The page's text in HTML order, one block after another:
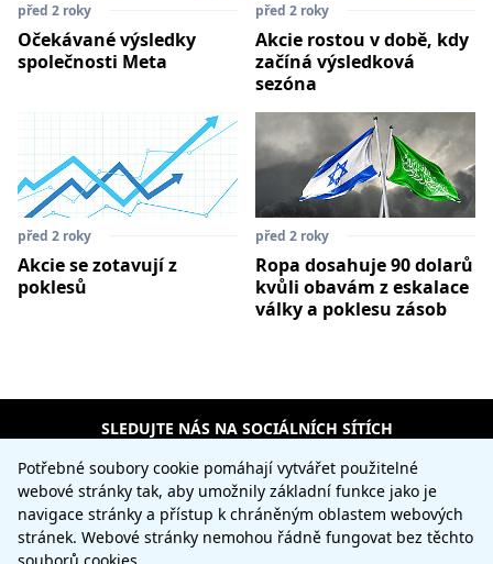
před 2 roky
Očekávané výsledky
společnosti Meta
před 2 roky
Akcie rostou v době, kdy
začíná výsledková
sezóna
před 2 roky
Akcie se zotavují z
poklesů
před 2 roky
Ropa dosahuje 90 dolarů
kvůli obavám z eskalace
války a poklesu zásob
SLEDUJTE NÁS NA SOCIÁLNÍCH SÍTÍCH
Upozornění na rizika: Obchodování s měnami a s nástrojem
"Contracts for Difference" (CFD) je značně spekulativní a
vyznačuje se významným rizikem ztrát. Toto obchodování
Potřebné soubory cookie pomáhají vytvářet použitelné
webové stránky tak, aby umožnily základní funkce jako je
navigace stránky a přístup k chráněným oblastem webových
stránek. Webové stránky nemohou řádně fungovat bez těchto